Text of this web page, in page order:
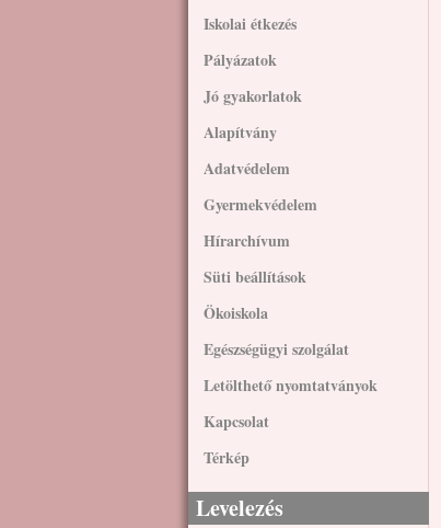
Iskolai étkezés
Pályázatok
Jó gyakorlatok
Alapítvány
Adatvédelem
Gyermekvédelem
Hírarchívum
Süti beállítások
Ökoiskola
Egészségügyi szolgálat
Letölthető nyomtatványok
Kapcsolat
Térkép
Levelezés